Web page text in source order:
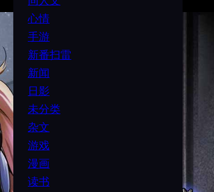
心情
手游
新番扫雷
新闻
日影
未分类
杂文
游戏
漫画
读书